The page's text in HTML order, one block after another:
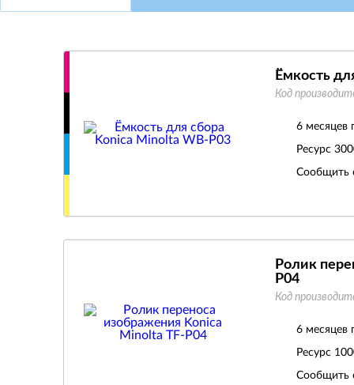
Ёмкость
Код
6 месяцев
Ресурс
Сообщить
Ролик
P04
Код
6 месяцев
Ресурс
Сообщить